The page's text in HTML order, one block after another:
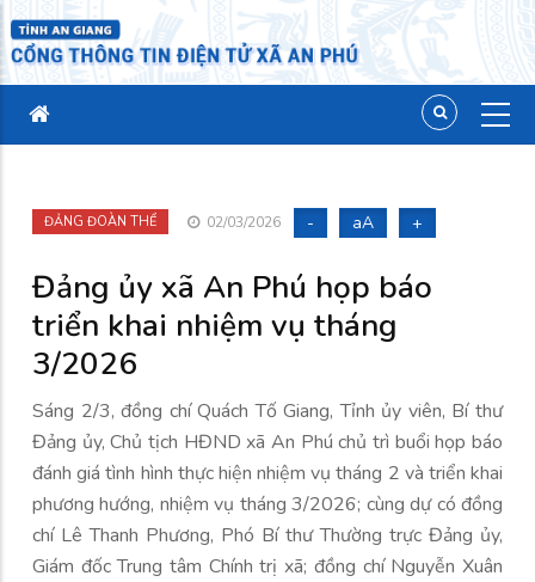
ĐẢNG ĐOÀN THỂ 02/03/2026 - aA +
Đảng ủy xã An Phú họp báo
triển khai nhiệm vụ tháng
3/2026
Sáng 2/3, đồng chí Quách Tố Giang, Tỉnh ủy viên, Bí thư
Đảng ủy, Chủ tịch HĐND xã An Phú chủ trì buổi họp báo
đánh giá tình hình thực hiện nhiệm vụ tháng 2 và triển khai
phương hướng, nhiệm vụ tháng 3/2026; cùng dự có đồng
chí Lê Thanh Phương, Phó Bí thư Thường trực Đảng ủy,
Giám đốc Trung tâm Chính trị xã; đồng chí Nguyễn Xuân